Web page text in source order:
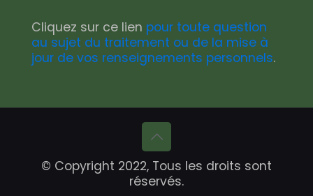
Cliquez sur ce lien pour toute question
au sujet du traitement ou de la mise à
jour de vos renseignements personnels.
© Copyright 2022, Tous les droits sont
réservés.